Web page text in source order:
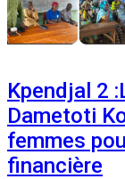
Kpendjal 2
Dametoti
femmes
financière